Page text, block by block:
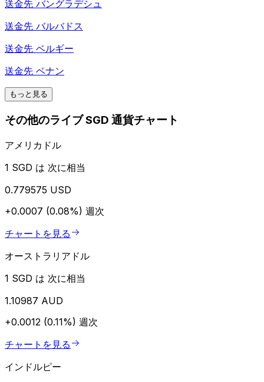
送金先 バングラデシュ
送金先 バルバドス
送金先 ベルギー
送金先 ベナン
もっと見る
その他のライブ SGD 通貨チャート
アメリカドル
1 SGD は 次に相当
0.779575 USD
+0.0007 (0.08%) 週次
チャートを見る
オーストラリアドル
1 SGD は 次に相当
1.10987 AUD
+0.0012 (0.11%) 週次
チャートを見る
インドルピー